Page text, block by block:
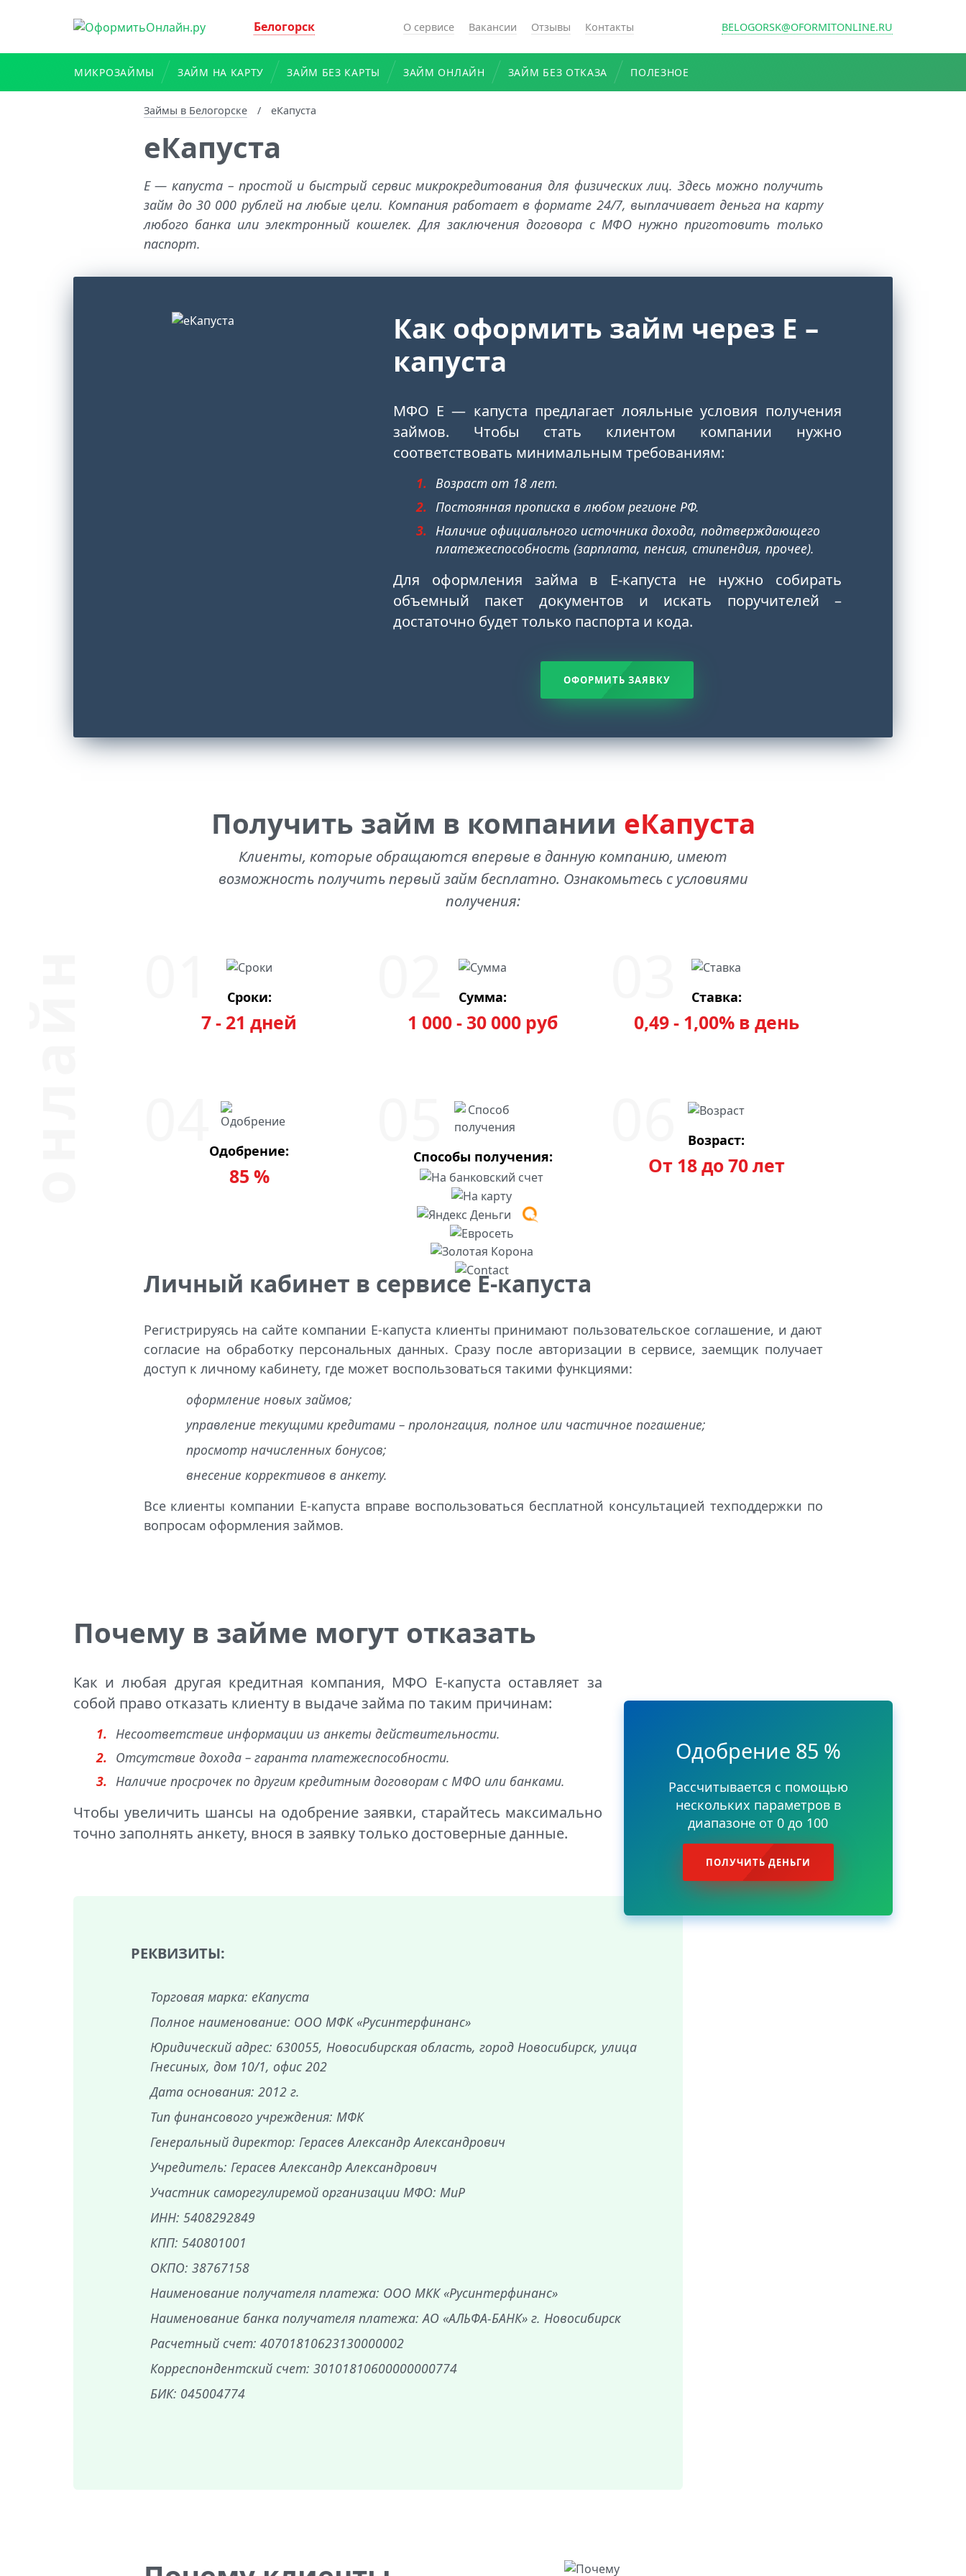
Белогорск О сервисе Вакансии Отзывы Контакты BELOGORSK@OFORMITONLINE.RU
МИКРОЗАЙМЫ ЗАЙМ НА КАРТУ ЗАЙМ БЕЗ КАРТЫ ЗАЙМ ОНЛАЙН ЗАЙМ БЕЗ ОТКАЗА ПОЛЕЗНОЕ
Займы в Белогорске / еКапуста
еКапуста
Е — капуста – простой и быстрый сервис микрокредитования для физических лиц. Здесь можно получить
займ до 30 000 рублей на любые цели. Компания работает в формате 24/7, выплачивает деньга на карту
любого банка или электронный кошелек. Для заключения договора с МФО нужно приготовить только
паспорт.
Как оформить займ через Е –
капуста
МФО Е — капуста предлагает лояльные условия получения
займов. Чтобы стать клиентом компании нужно
соответствовать минимальным требованиям:
Возраст от 18 лет.
Постоянная прописка в любом регионе РФ.
Наличие официального источника дохода, подтверждающего
платежеспособность (зарплата, пенсия, стипендия, прочее).
Для оформления займа в Е-капуста не нужно собирать
объемный пакет документов и искать поручителей –
достаточно будет только паспорта и кода.
ОФОРМИТЬ ЗАЯВКУ
Получить займ в компании еКапуста
Клиенты, которые обращаются впервые в данную компанию, имеют
возможность получить первый займ бесплатно. Ознакомьтесь с условиями
получения:
Сроки:
7 - 21 дней
Сумма:
1 000 - 30 000 руб
Ставка:
0,49 - 1,00% в день
Одобрение:
85 %
Способы получения:
Возраст:
От 18 до 70 лет
Личный кабинет в сервисе Е-капуста
Регистрируясь на сайте компании Е-капуста клиенты принимают пользовательское соглашение, и дают
согласие на обработку персональных данных. Сразу после авторизации в сервисе, заемщик получает
доступ к личному кабинету, где может воспользоваться такими функциями:
оформление новых займов;
управление текущими кредитами – пролонгация, полное или частичное погашение;
просмотр начисленных бонусов;
внесение коррективов в анкету.
Все клиенты компании Е-капуста вправе воспользоваться бесплатной консультацией техподдержки по
вопросам оформления займов.
Почему в займе могут отказать
Как и любая другая кредитная компания, МФО Е-капуста оставляет за
собой право отказать клиенту в выдаче займа по таким причинам:
Несоответствие информации из анкеты действительности.
Отсутствие дохода – гаранта платежеспособности.
Наличие просрочек по другим кредитным договорам с МФО или банками.
Чтобы увеличить шансы на одобрение заявки, старайтесь максимально
точно заполнять анкету, внося в заявку только достоверные данные.
РЕКВИЗИТЫ:
Торговая марка: еКапуста
Полное наименование: ООО МФК «Русинтерфинанс»
Юридический адрес: 630055, Новосибирская область, город Новосибирск, улица
Гнесиных, дом 10/1, офис 202
Дата основания: 2012 г.
Тип финансового учреждения: МФК
Генеральный директор: Герасев Александр Александрович
Учредитель: Герасев Александр Александрович
Участник саморегулиремой организации МФО: МиР
ИНН: 5408292849
КПП: 540801001
ОКПО: 38767158
Наименование получателя платежа: ООО МКК «Русинтерфинанс»
Наименование банка получателя платежа: АО «АЛЬФА-БАНК» г. Новосибирск
Расчетный счет: 40701810623130000002
Корреспондентский счет: 30101810600000000774
БИК: 045004774
Одобрение 85 %
Рассчитывается с помощью
нескольких параметров в
диапазоне от 0 до 100
ПОЛУЧИТЬ ДЕНЬГИ